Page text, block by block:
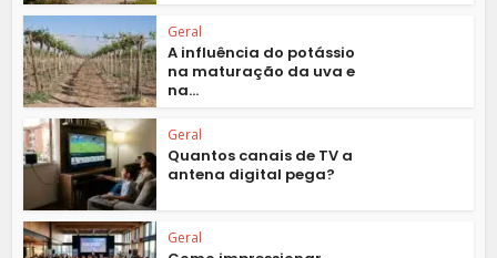
Geral
A influência do potássio
na maturação da uva e
na...
Geral
Quantos canais de TV a
antena digital pega?
Geral